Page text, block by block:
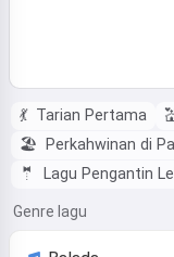
💃 Tarian Pertama
🏖️
Perkahwinan di
🤵
Lagu Pengantin
Genre lagu